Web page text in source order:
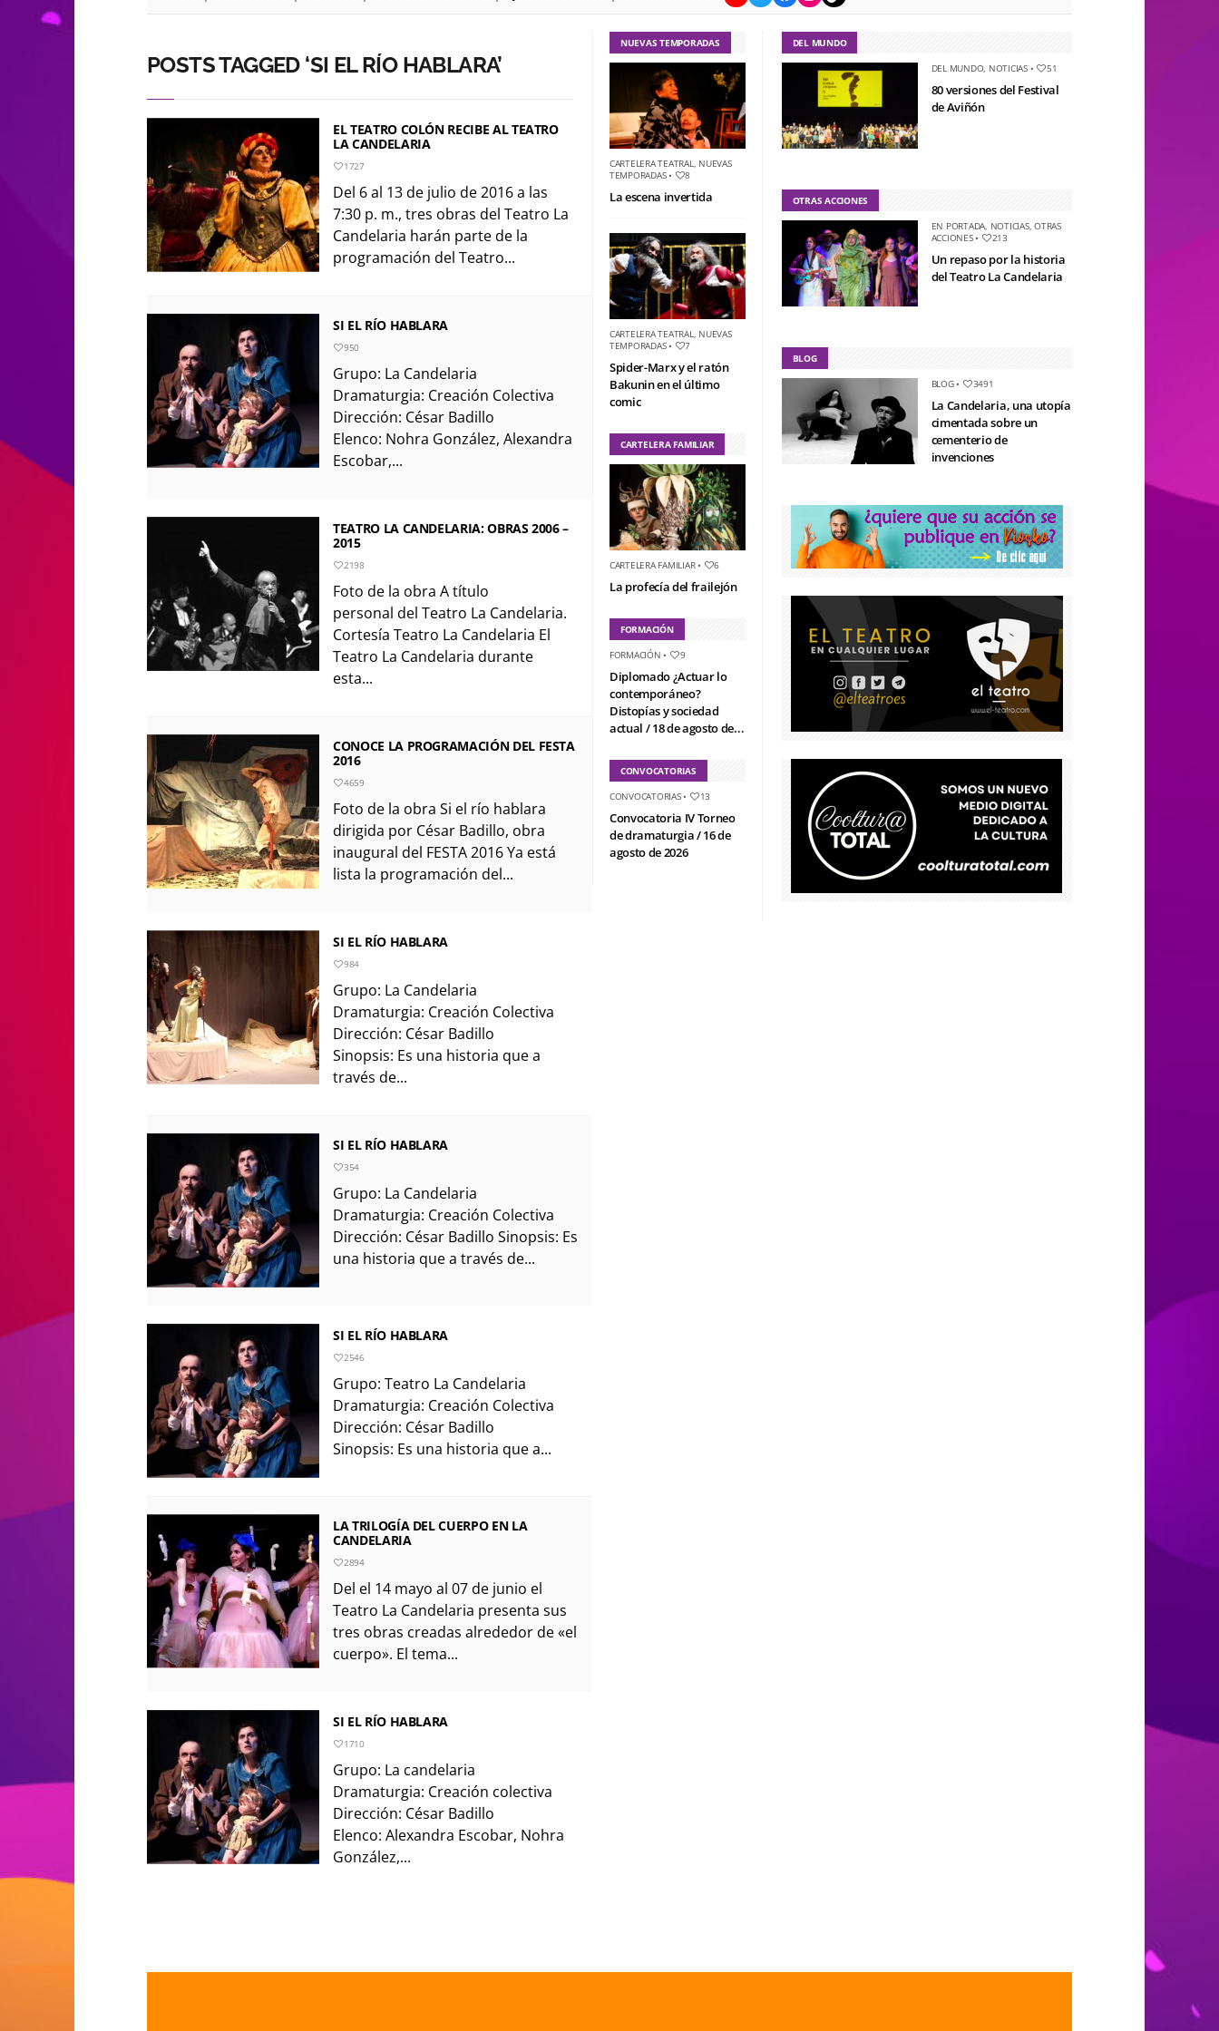
POSTS TAGGED ‘SI EL RÍO HABLARA’
EL TEATRO COLÓN RECIBE AL TEATRO
LA CANDELARIA
1727
Del 6 al 13 de julio de 2016 a las
7:30 p. m., tres obras del Teatro La
Candelaria harán parte de la
programación del Teatro...
SI EL RÍO HABLARA
950
Grupo: La Candelaria
Dramaturgia: Creación Colectiva
Dirección: César Badillo
Elenco: Nohra González, Alexandra
Escobar,...
TEATRO LA CANDELARIA: OBRAS 2006 –
2015
2198
Foto de la obra A título
personal del Teatro La Candelaria.
Cortesía Teatro La Candelaria El
Teatro La Candelaria durante
esta...
CONOCE LA PROGRAMACIÓN DEL FESTA
2016
4659
Foto de la obra Si el río hablara
dirigida por César Badillo, obra
inaugural del FESTA 2016 Ya está
lista la programación del...
SI EL RÍO HABLARA
984
Grupo: La Candelaria
Dramaturgia: Creación Colectiva
Dirección: César Badillo
Sinopsis: Es una historia que a
través de...
SI EL RÍO HABLARA
354
Grupo: La Candelaria
Dramaturgia: Creación Colectiva
Dirección: César Badillo Sinopsis: Es
una historia que a través de...
SI EL RÍO HABLARA
2546
Grupo: Teatro La Candelaria
Dramaturgia: Creación Colectiva
Dirección: César Badillo
Sinopsis: Es una historia que a...
LA TRILOGÍA DEL CUERPO EN LA
CANDELARIA
2894
Del el 14 mayo al 07 de junio el
Teatro La Candelaria presenta sus
tres obras creadas alrededor de «el
cuerpo». El tema...
SI EL RÍO HABLARA
1710
Grupo: La candelaria
Dramaturgia: Creación colectiva
Dirección: César Badillo
Elenco: Alexandra Escobar, Nohra
González,...
NUEVAS TEMPORADAS
CARTELERA TEATRAL, NUEVAS
TEMPORADAS• 8
La escena invertida
CARTELERA TEATRAL, NUEVAS
TEMPORADAS• 7
Spider-Marx y el ratón
Bakunin en el último
comic
CARTELERA FAMILIAR
CARTELERA FAMILIAR• 6
La profecía del frailejón
FORMACIÓN
FORMACIÓN • 9
Diplomado ¿Actuar lo
contemporáneo?
Distopías y sociedad
actual / 18 de agosto de...
CONVOCATORIAS
CONVOCATORIAS• 13
Convocatoria IV Torneo
de dramaturgia / 16 de
agosto de 2026
DEL MUNDO
DEL MUNDO, NOTICIAS• 51
80 versiones del Festival
de Aviñón
OTRAS ACCIONES
EN PORTADA, NOTICIAS,OTRAS
ACCIONES• 213
Un repaso por la historia
del Teatro La Candelaria
BLOG
BLOG• 3491
La Candelaria, una utopía
cimentada sobre un
cementerio de
invenciones